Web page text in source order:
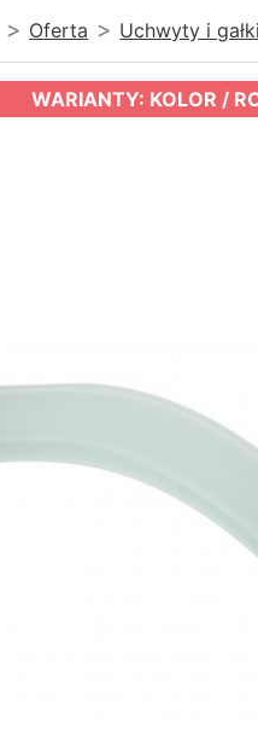
Oferta Uchwyty i
WARIANTY: KOLOR /